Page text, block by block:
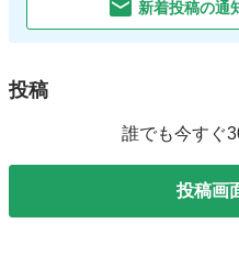
新着投稿の通
投稿
誰でも今すぐ
投稿画